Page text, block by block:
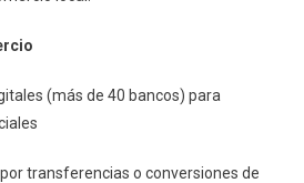
(más de 40 bancos) para
transferencias o conversiones de